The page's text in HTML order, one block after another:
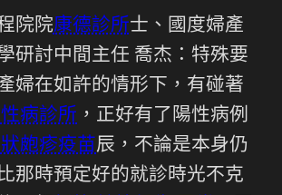
院院康德診所士、國度婦產
研討中間主任 喬杰：特殊要
婦在如許的情形下，有碰著
病診所 ，正好有了陽性病例
皰疹疫苗辰，不論是本身仍
那時預定好的就診時光不克